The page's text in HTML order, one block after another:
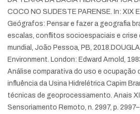
COCO NO SUDESTE PARENSE. In: XIX
Geógrafos: Pensar e fazer a geografia
escalas, conflitos socioespaciais e
mundial, João Pessoa, PB, 2018.
Environment. London: Edward Arnold,
Análise comparativa do uso e ocupação
influência da Usina Hidrelétrica Capim
técnicas de geoprocessamento. Anais
Sensoriamento Remoto, n. 2997, p.